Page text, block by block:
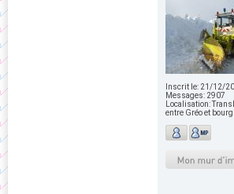
Inscrit le: 21/12/
Messages: 2907
Localisation:
entre Gréo et